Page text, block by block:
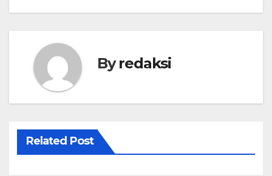
Byredaksi
Related Post